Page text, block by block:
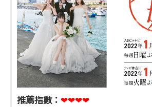
推薦指數： ❤❤❤❤